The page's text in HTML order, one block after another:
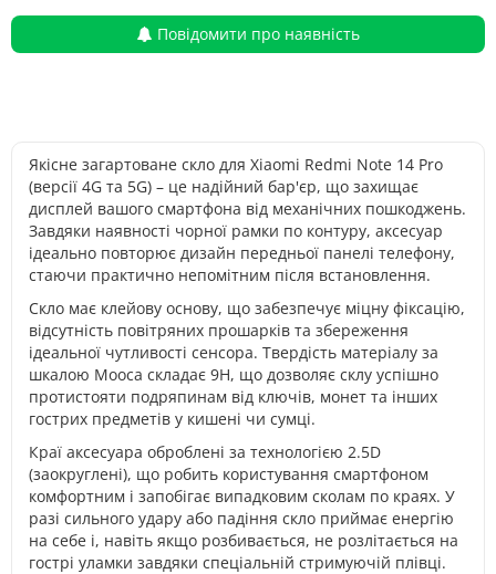
Повідомити про наявність
Якісне загартоване скло для Xiaomi Redmi Note 14 Pro
(версії 4G та 5G) – це надійний бар'єр, що захищає
дисплей вашого смартфона від механічних пошкоджень.
Завдяки наявності чорної рамки по контуру, аксесуар
ідеально повторює дизайн передньої панелі телефону,
стаючи практично непомітним після встановлення.
Скло має клейову основу, що забезпечує міцну фіксацію,
відсутність повітряних прошарків та збереження
ідеальної чутливості сенсора. Твердість матеріалу за
шкалою Мооса складає 9H, що дозволяє склу успішно
протистояти подряпинам від ключів, монет та інших
гострих предметів у кишені чи сумці.
Краї аксесуара оброблені за технологією 2.5D
(заокруглені), що робить користування смартфоном
комфортним і запобігає випадковим сколам по краях. У
разі сильного удару або падіння скло приймає енергію
на себе і, навіть якщо розбивається, не розлітається на
гострі уламки завдяки спеціальній стримуючій плівці.